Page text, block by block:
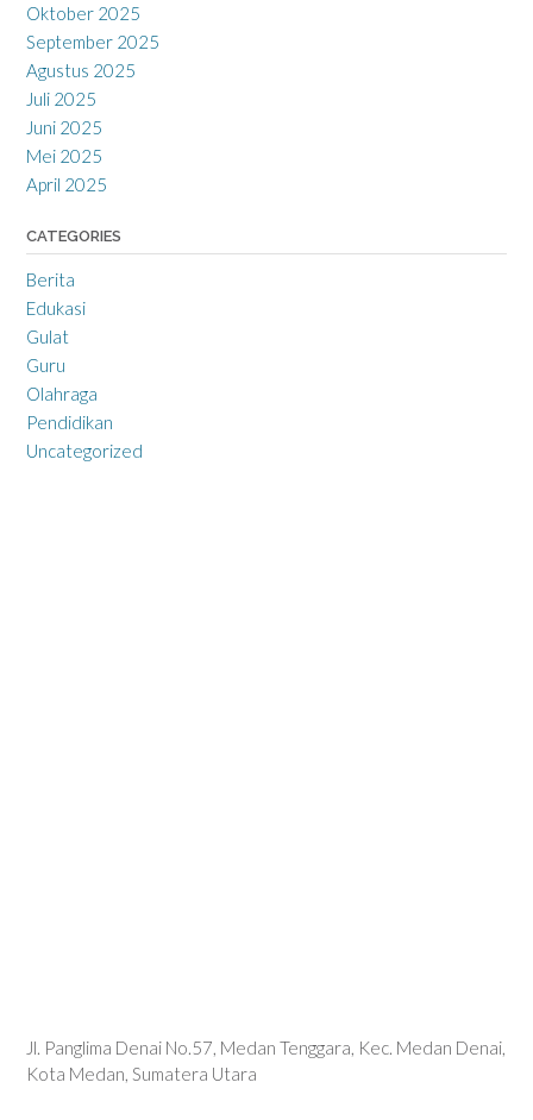
Oktober 2025
September 2025
Agustus 2025
Juli 2025
Juni 2025
Mei 2025
April 2025
CATEGORIES
Berita
Edukasi
Gulat
Guru
Olahraga
Pendidikan
Uncategorized
Jl. Panglima Denai No.57, Medan Tenggara, Kec. Medan Denai,
Kota Medan, Sumatera Utara